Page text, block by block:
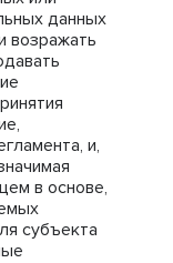
данных
возражать
и,
в основе,
субъекта